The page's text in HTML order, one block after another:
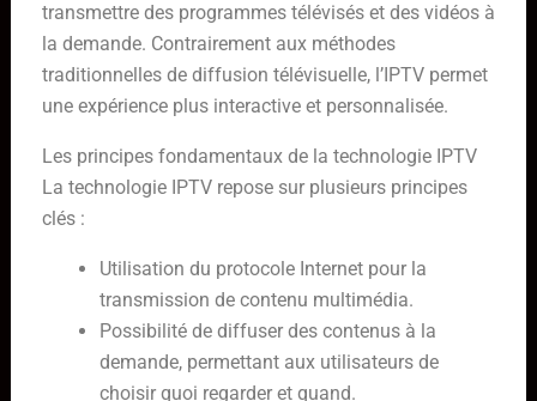
transmettre des programmes télévisés et des vidéos à
la demande. Contrairement aux méthodes
traditionnelles de diffusion télévisuelle, l’IPTV permet
une expérience plus interactive et personnalisée.
Les principes fondamentaux de la technologie IPTV
La technologie IPTV repose sur plusieurs principes
clés :
Utilisation du protocole Internet pour la
transmission de contenu multimédia.
Possibilité de diffuser des contenus à la
demande, permettant aux utilisateurs de
choisir quoi regarder et quand.